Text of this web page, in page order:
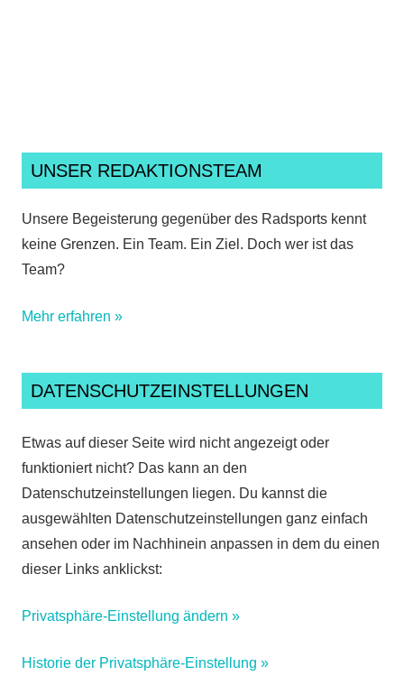
UNSER REDAKTIONSTEAM
Unsere Begeisterung gegenüber des Radsports kennt
keine Grenzen. Ein Team. Ein Ziel. Doch wer ist das
Team?
Mehr erfahren »
DATENSCHUTZEINSTELLUNGEN
Etwas auf dieser Seite wird nicht angezeigt oder
funktioniert nicht? Das kann an den
Datenschutzeinstellungen liegen. Du kannst die
ausgewählten Datenschutzeinstellungen ganz einfach
ansehen oder im Nachhinein anpassen in dem du einen
dieser Links anklickst:
Privatsphäre-Einstellung ändern »
Historie der Privatsphäre-Einstellung »